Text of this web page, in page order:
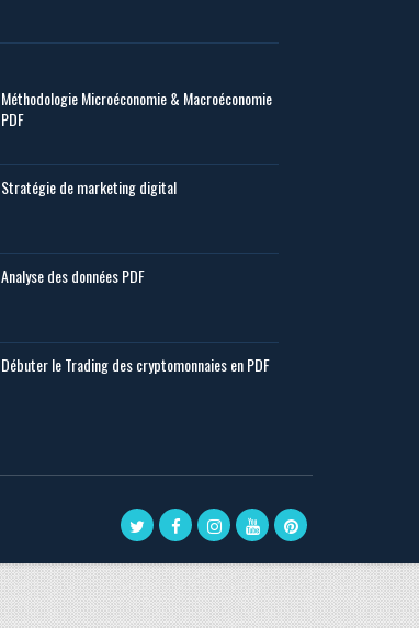
Méthodologie Microéconomie & Macroéconomie
PDF
Stratégie de marketing digital
Analyse des données PDF
Débuter le Trading des cryptomonnaies en PDF